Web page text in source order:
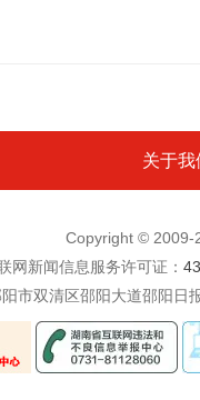
关于我
Copyright © 2009-
网新闻信息服务许可证：
市双清区邵阳大道邵阳